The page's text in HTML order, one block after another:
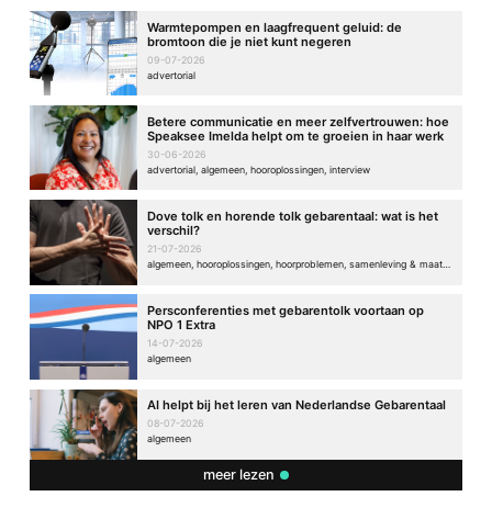
Warmtepompen en laagfrequent geluid: de
bromtoon die je niet kunt negeren
09-07-2026
advertorial
Betere communicatie en meer zelfvertrouwen: hoe
Speaksee Imelda helpt om te groeien in haar werk
30-06-2026
advertorial, algemeen, hooroplossingen, interview
Dove tolk en horende tolk gebarentaal: wat is het
verschil?
21-07-2026
algemeen, hooroplossingen, hoorproblemen, samenleving & maatschappij
Persconferenties met gebarentolk voortaan op
NPO 1 Extra
14-07-2026
algemeen
AI helpt bij het leren van Nederlandse Gebarentaal
08-07-2026
algemeen
meer lezen